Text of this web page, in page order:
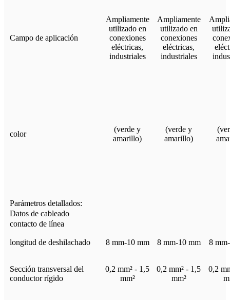
Campo de aplicación
Ampliamente
utilizado en
conexiones
eléctricas,
industriales
Ampliamente
utilizado en
conexiones
eléctricas,
industriales
color
(verde y
amarillo)
(verde y
amarillo)
Parámetros detallados:
Datos de cableado
contacto de línea
longitud de deshilachado 8 mm-10 mm 8 mm-10 mm 8
Sección transversal del
conductor rígido
0,2 mm² - 1,5
mm²
0,2 mm² - 1,5
mm²
0,2